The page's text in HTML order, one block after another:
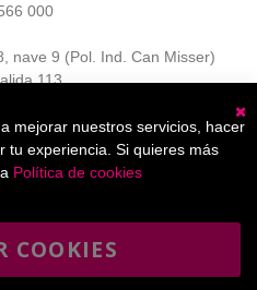
000
nave 9 (Pol. Ind. Can Misser)
113
mejorar nuestros servicios, hacer
tu experiencia. Si quieres más
Política de cookies
COOKIES